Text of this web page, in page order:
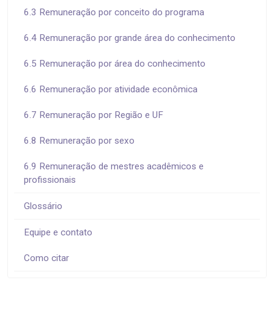
6.3 Remuneração por conceito do programa
6.4 Remuneração por grande área do conhecimento
6.5 Remuneração por área do conhecimento
6.6 Remuneração por atividade econômica
6.7 Remuneração por Região e UF
6.8 Remuneração por sexo
6.9 Remuneração de mestres acadêmicos e
profissionais
Glossário
Equipe e contato
Como citar